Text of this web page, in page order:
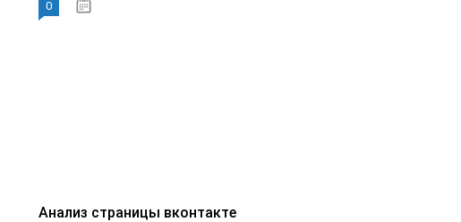
0
Анализ страницы вконтакте